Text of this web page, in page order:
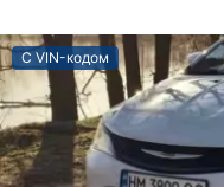
С VIN-кодом